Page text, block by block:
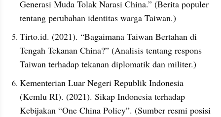
Generasi Muda Tolak Narasi China.” (Berita populer
tentang perubahan identitas warga Taiwan.)
Tirto.id. (2021). “Bagaimana Taiwan Bertahan di
Tengah Tekanan China?” (Analisis tentang respons
Taiwan terhadap tekanan diplomatik dan militer.)
Kementerian Luar Negeri Republik Indonesia
(Kemlu RI). (2021). Sikap Indonesia terhadap
Kebijakan “One China Policy”. (Sumber resmi posisi